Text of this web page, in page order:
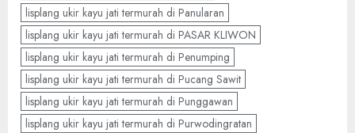
lisplang ukir kayu jati termurah di Panularan
lisplang ukir kayu jati termurah di PASAR KLIWON
lisplang ukir kayu jati termurah di Penumping
lisplang ukir kayu jati termurah di Pucang Sawit
lisplang ukir kayu jati termurah di Punggawan
lisplang ukir kayu jati termurah di Purwodingratan